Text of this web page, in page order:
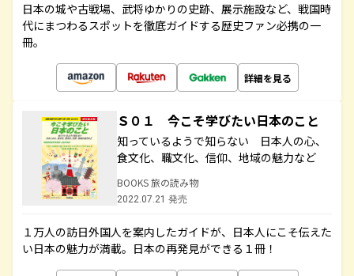
日本の城や古戦場、武将ゆかりの史跡、展示施設など、戦国時
代にまつわるスポットを徹底ガイドする歴史ファン必携の一
冊。
詳細を見る
Ｓ０１ 今こそ学びたい日本のこと
知っているようで知らない 日本人の心、
食文化、職文化、信仰、地域の魅力など
BOOKS 旅の読み物
2022.07.21 発売
１万人の訪日外国人を案内したガイドが、日本人にこそ伝えた
い日本の魅力が満載。日本の再発見ができる１冊！